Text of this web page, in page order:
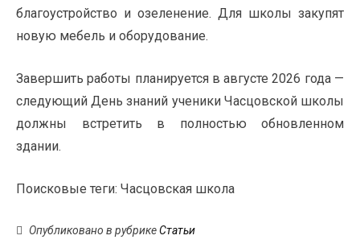
благоустройство и озеленение. Для школы закупят
новую мебель и оборудование.
Завершить работы планируется в августе 2026 года —
следующий День знаний ученики Часцовской школы
должны встретить в полностью обновленном
здании.
Поисковые теги: Часцовская школа
Опубликовано в рубрикеСтатьи